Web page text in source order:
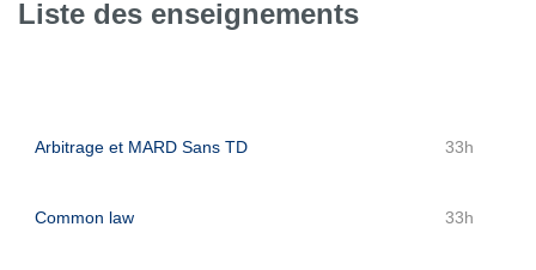
Liste des enseignements
Arbitrage et MARD Sans TD 33h
Common law 33h